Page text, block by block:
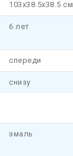
103x38.5x38.5 см
6 лет
спереди
снизу
эмаль